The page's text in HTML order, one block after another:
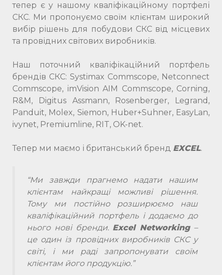
тепер є у нашому кваліфікаційному портфелі
СКС. Ми пропонуємо своїм клієнтам широкий
вибір рішень для побудови СКС від місцевих
та провідних світових виробників.
Наш поточний кваліфікаційний портфель
брендів СКС: Systimax Commscope, Netconnect
Commscope, imVision AIM Commscope, Corning,
R&M, Digitus Assmann, Rosenberger, Legrand,
Panduit, Molex, Siemon, Huber+Suhner, EasyLan,
ivynet, Premiumline, RIT, OK-net.
Тепер ми маємо і британський бренд EXCEL.
“Ми завжди прагнемо надати нашим
клієнтам найкращі можливі рішення.
Тому ми постійно розширюємо наш
кваліфікаційний портфель і додаємо до
нього нові бренди. Excel Networking–
це один із провідних виробників СКС у
світі, і ми раді запропонувати своїм
клієнтам його продукцію.”